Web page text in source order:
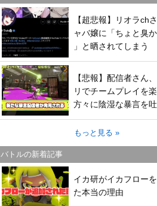
【超悲報】リオラch
ャバ嬢に「ちょと臭
」と晒されてしまう
【悲報】配信者さん
リでチームプレイを
方々に陰湿な暴言を吐
ってしまう
もっと見る »
バトルの新着記事
イカ研がイカフロー
た本当の理由